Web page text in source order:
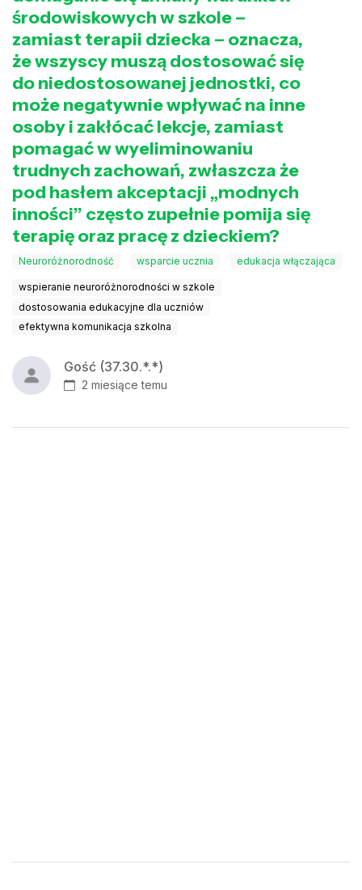
środowiskowych w szkole –
zamiast terapii dziecka – oznacza,
że wszyscy muszą dostosować się
do niedostosowanej jednostki, co
może negatywnie wpływać na inne
osoby i zakłócać lekcje, zamiast
pomagać w wyeliminowaniu
trudnych zachowań, zwłaszcza że
pod hasłem akceptacji „modnych
inności” często zupełnie pomija się
terapię oraz pracę z dzieckiem?
Neuroróżnorodność wsparcie ucznia edukacja włączająca
wspieranie neuroróżnorodności w szkole
dostosowania edukacyjne dla uczniów
efektywna komunikacja szkolna
Gość (37.30.*.*)
2 miesiące temu